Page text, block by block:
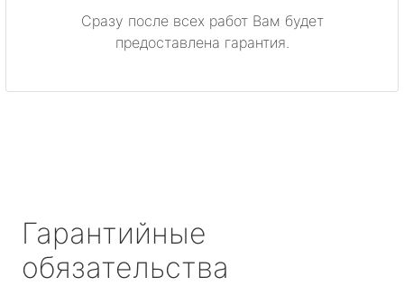
Сразу после всех работ Вам будет
предоставлена гарантия.
Гарантийные
обязательства